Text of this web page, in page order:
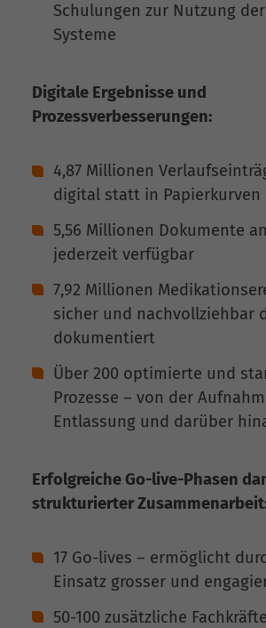
Schulungen zur Nutzung
Systeme
Digitale Ergebnisse und
Prozessverbesserungen:
4,87 Millionen
digital statt in Papierkurven
5,56 Millionen Dokumente
jederzeit verfügbar
7,92 Millionen
sicher und nachvollziehbar
dokumentiert
Über 200 optimierte und
Prozesse – von der
Entlassung und darüber
Erfolgreiche Go-live-Phasen
strukturierter
17 Go-lives – ermöglicht
Einsatz grosser und
50-100 zusätzliche